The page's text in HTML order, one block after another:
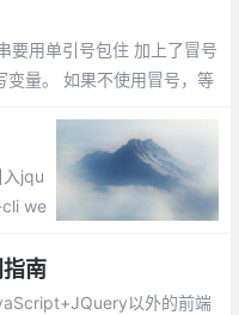
篇
要用单引号包住 加上了冒号
变量。 如果不使用冒号，等
jqu
we
南
以外的前端